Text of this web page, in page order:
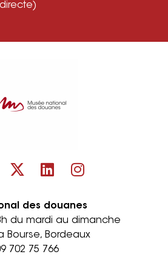
des douanes
du mardi au dimanche
Bourse, Bordeaux
702 75 766